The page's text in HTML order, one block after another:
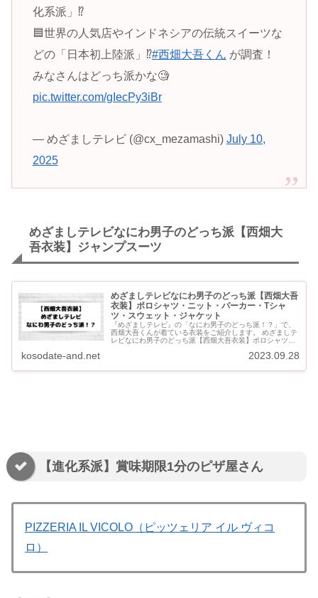
化系派」⁉️
🟦世界の人気店やインドネシアの伝統スイーツな
どの「日本初上陸派」⁉️#西畑大吾くん が調査！
みなさんはどっち派かな🧐
pic.twitter.com/gIecPy3iBr
— めざましテレビ (@cx_mezamashi) July 10,
2025
めざましテレビなにわ男子のどっち派【西畑大
吾衣装】ジャンプスーツ
めざましテレビなにわ男子のどっち派【西畑大吾
衣装】ポロシャツ・ニット・パーカー・Tシャ
ツ・スウェット・ジャケット
『めざましテレビ』の「なにわ男子のどっち派！？」で、
西畑大吾くんが着ている衣装をご紹介します。 めざましテ
レビなにわ男子のどっち派【西畑大吾衣装】ポロシャツ・
kosodate-and.net 2023.09.28
【進化系派】賞味期限1分のピザ屋さん
PIZZERIA IL VICOLO（ピッツェリア イル ヴィコ
ロ）